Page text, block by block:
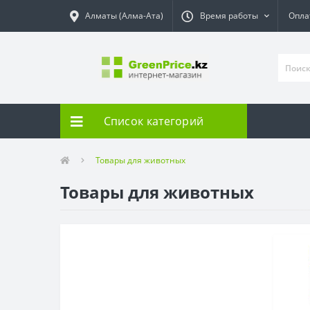
Алматы (Алма-Ата) Время работы
Список категорий
Товары для животных
Товары для животных